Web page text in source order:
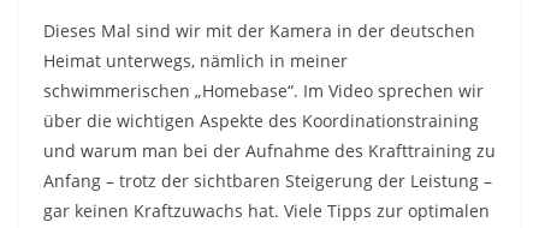
Dieses Mal sind wir mit der Kamera in der deutschen
Heimat unterwegs, nämlich in meiner
schwimmerischen „Homebase“. Im Video sprechen wir
über die wichtigen Aspekte des Koordinationstraining
und warum man bei der Aufnahme des Krafttraining zu
Anfang – trotz der sichtbaren Steigerung der Leistung –
gar keinen Kraftzuwachs hat. Viele Tipps zur optimalen